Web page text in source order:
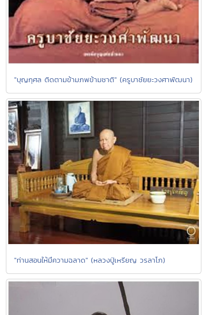
"บุญกุศล ติดตามข้ามภพข้ามชาติ" (ครูบาชัยยะวงศาพัฒนา)
"ท่านสอนให้มึความฉลาด" (หลวงปู่เหรียญ วรลาโภ)